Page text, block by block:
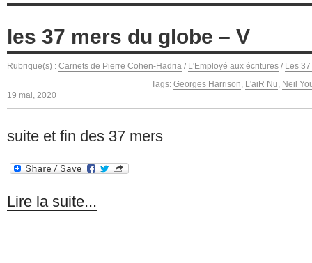
les 37 mers du globe – V
Rubrique(s) : Carnets de Pierre Cohen-Hadria / L'Employé aux écritures / Les
Tags: Georges Harrison, L'aiR Nu, Neil
19 mai, 2020
suite et fin des 37 mers
Lire la suite...